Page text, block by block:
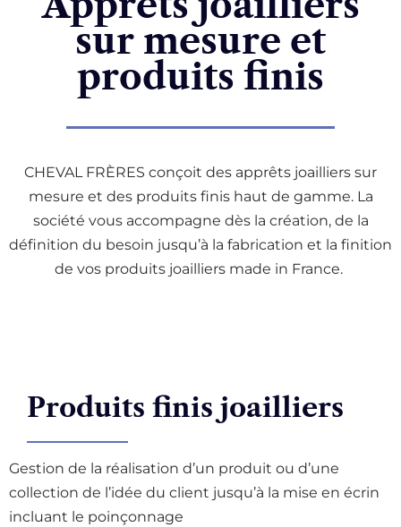
sur mesure et
produits finis
CHEVAL FRÈRES conçoit des apprêts joailliers sur
mesure et des produits finis haut de gamme. La
société vous accompagne dès la création, de la
définition du besoin jusqu’à la fabrication et la finition
de vos produits joailliers made in France.
Produits finis joailliers
Gestion de la réalisation d’un produit ou d’une
collection de l’idée du client jusqu’à la mise en écrin
incluant le poinçonnage